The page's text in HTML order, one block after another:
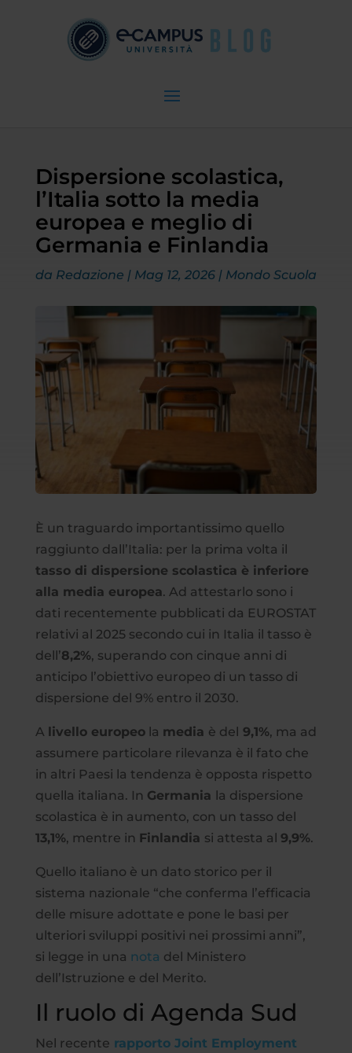
Dispersione scolastica,
l’Italia sotto la media
europea e meglio di
Germania e Finlandia
da Redazione | Mag 12, 2026| Mondo Scuola
È un traguardo importantissimo quello
raggiunto dall’Italia: per la prima volta il
tasso di dispersione scolastica è inferiore
alla media europea. Ad attestarlo sono i
dati recentemente pubblicati da EUROSTAT
relativi al 2025 secondo cui in Italia il tasso è
dell’8,2%, superando con cinque anni di
anticipo l’obiettivo europeo di un tasso di
dispersione del 9% entro il 2030.
A livello europeola media è del 9,1%, ma ad
assumere particolare rilevanza è il fato che
in altri Paesi la tendenza è opposta rispetto
quella italiana. In Germania la dispersione
scolastica è in aumento, con un tasso del
13,1%, mentre in Finlandia si attesta al 9,9%.
Quello italiano è un dato storico per il
sistema nazionale “che conferma l’efficacia
delle misure adottate e pone le basi per
ulteriori sviluppi positivi nei prossimi anni”,
si legge in una nota del Ministero
dell’Istruzione e del Merito.
Il ruolo di Agenda Sud
Nel recente rapporto Joint Employment